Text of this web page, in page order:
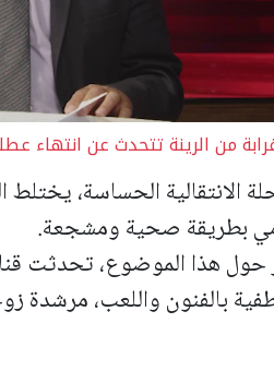
من الرينة تتحدث عن انتهاء
الانتقالية الحساسة، يختلط
بطريقة صحية ومشجعة.
هذا الموضوع، تحدثت
بالفنون واللعب، مرشدة